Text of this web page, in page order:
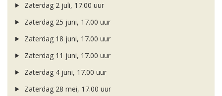
Zaterdag 2 juli, 17.00 uur
Zaterdag 25 juni, 17.00 uur
Zaterdag 18 juni, 17.00 uur
Zaterdag 11 juni, 17.00 uur
Zaterdag 4 juni, 17.00 uur
Zaterdag 28 mei, 17.00 uur